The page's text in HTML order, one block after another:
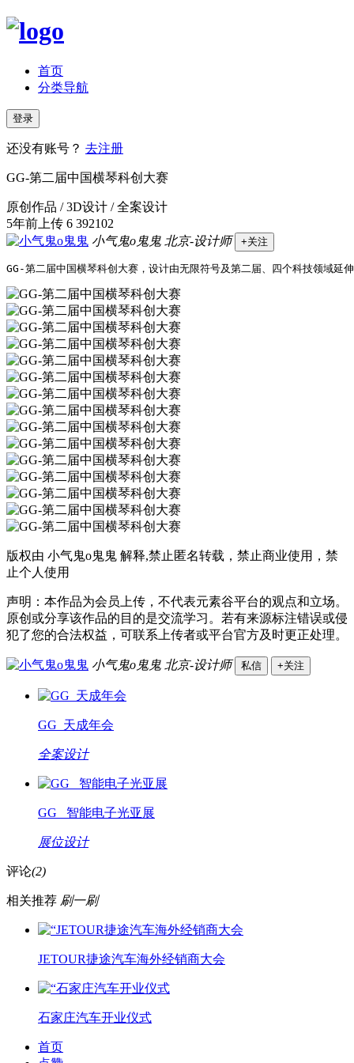
首页
分类导航
登录
还没有账号？ 去注册
GG-第二届中国横琴科创大赛
原创作品 / 3D设计 / 全案设计
5年前上传 6 392102
小气鬼o鬼鬼 北京-设计师 +关注
GG-第二届中国横琴科创大赛，设计由无限符号及第二届、四个科技领域延
版权由 小气鬼o鬼鬼 解释,禁止匿名转载，禁止商业使用，禁
止个人使用
声明：本作品为会员上传，不代表元素谷平台的观点和立场。
原创或分享该作品的目的是交流学习。若有来源标注错误或侵
犯了您的合法权益，可联系上传者或平台官方及时更正处理。
小气鬼o鬼鬼 北京-设计师 私信 +关注
GG_天成年会
全案设计
GG_ 智能电子光亚展
展位设计
评论(2)
相关推荐 刷一刷
JETOUR捷途汽车海外经销商大会
石家庄汽车开业仪式
首页